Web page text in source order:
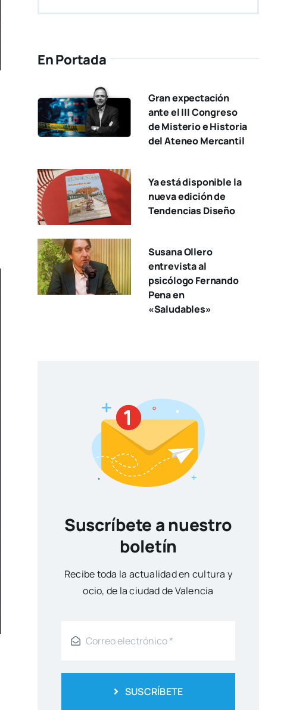
En Portada
Gran expectación
ante el III Congreso
de Misterio e Historia
del Ateneo Mercantil
Ya está disponible la
nueva edición de
Tendencias Diseño
Susana Ollero
entrevista al
psicólogo Fernando
Pena en
«Saludables»
Suscríbete a nuestro
boletín
Reci­be toda la actua­li­dad en cul­tu­ra y
ocio, de la ciu­dad de Valen­cia
SUSCRÍBETE